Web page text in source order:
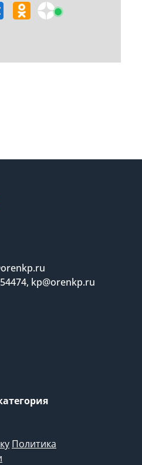
kp@orenkp.ru
Политика